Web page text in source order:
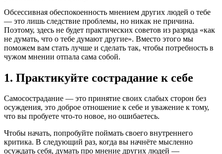
Обсессивная обеспокоенность мнением других людей о тебе
— это лишь следствие проблемы, но никак не причина.
Поэтому, здесь не будет практических советов из разряда «как
не думать, что о тебе думают другие». Вместо этого мы
поможем вам стать лучше и сделать так, чтобы потребность в
чужом мнении отпала сама собой.
1. Практикуйте сострадание к себе
Самосострадание — это принятие своих слабых сторон без
осуждения, это доброе отношение к себе и уважение к тому,
что вы пробуете что-то новое, но ошибаетесь.
Чтобы начать, попробуйте поймать своего внутреннего
критика. В следующий раз, когда вы начнёте мысленно
осуждать себя, думать про мнение других людей —